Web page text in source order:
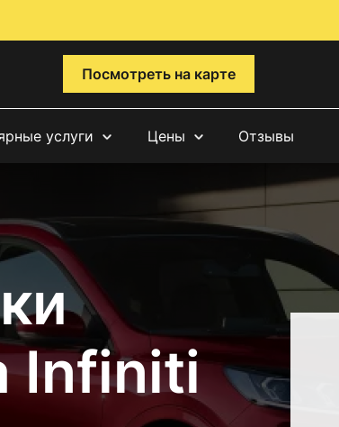
Посмотреть на карте
услуги Цены Отзывы
Infiniti